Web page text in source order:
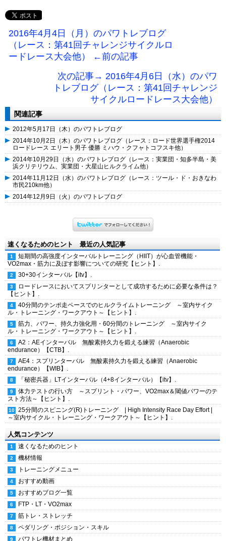
2016年4月4日（月）のパワトレブログ
（レース：第41回チャレンジサイクルロ
ードレース大会他） ←前の記事
次の記事→ 2016年4月6日（水）のパワ
トレブログ（レース：第41回チャレンジ
サイクルロードレース大会他）
関連記事
2012年5月17日（木）のパワトレブログ
2014年10月2日（木）のパワトレブログ（レース：ロード世界選手権2014
ロードレース エリート男子 優勝 ミハウ・クフャトコフスキ他）
2014年10月29日（水）のパワトレブログ（レース：実業団・知多半島・美
浜クリテリウム、実業団・大星山ヒルクライム他）
2014年11月12日（水）のパワトレブログ（レース：ツール・ド・おきなわ
市民210km他）
2014年12月9日（火）のパワトレブログ
速くなるためのヒント 最近の人気記事
短期間の高強度インターバルトレーニング（HIIT）が心血管機能・
VO2max・筋力に及ぼす影響についての研究【ヒント】.
30+30インターバル【itv】.
ロードレースにおいてスプリンターとして成功するために必要な条件は？
【ヒント】.
40分間のテンポ走ペースでのヒルクライムトレーニング ～室内サイク
ル・トレーニング・ワークアウト～【ヒント】.
筋力、パワー、持久力強化用・60分間のトレーニング ～室内サイク
ル・トレーニング・ワークアウト～【ヒント】.
A2：AEインターバル 無酸素持久力を鍛える練習（Anaerobic
endurance）【CTB】.
AE4：スプリンターバル 無酸素持久力を鍛える練習（Anaerobic
endurance）【WIB】.
「秘密兵器」LTインターバル（4+8インターバル）【itv】.
体力テストの行い方 ～スプリント・パワー、VO2max＆閾値パワーのテ
スト方法～【ヒント】.
25分間のスピニング(R)トレーニング | High Intensity Race Day Effort |
～室内サイクル・トレーニング・ワークアウト～【ヒント】.
人気コンテンツ
速くなるためのヒント
機材情報
トレーニングメニュー
おすすめ動画
おすすめブログ一覧
FTP・LT・VO2max
筋トレ・ストレッチ
ペダリング・ポジション・スキル
パワトレ機材まとめ